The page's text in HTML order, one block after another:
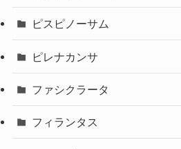
ピスピノーサム
ピレナカンサ
ファシクラータ
フィランタス